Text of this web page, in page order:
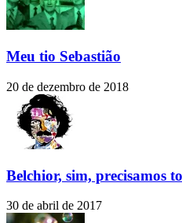
Meu tio Sebastião
20 de dezembro de 2018
Belchior, sim, precisamos
30 de abril de 2017